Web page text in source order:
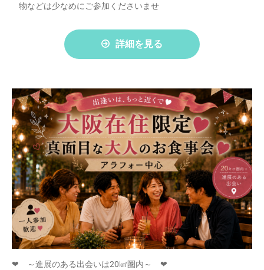
物などは少なめにご参加くださいませ
詳細を見る
❤ ～進展のある出会いは20㎢圏内～ ❤